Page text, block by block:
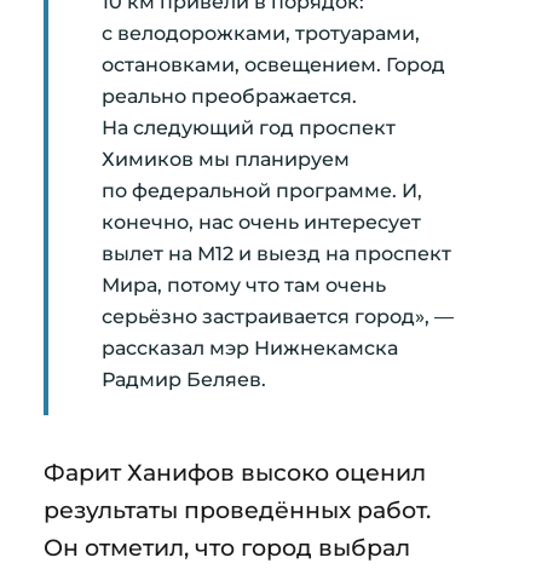
с велодорожками, тротуарами,
остановками, освещением. Город
реально преображается.
На следующий год проспект
Химиков мы планируем
по федеральной программе. И,
конечно, нас очень интересует
вылет на М12 и выезд на проспект
Мира, потому что там очень
серьёзно застраивается город», —
рассказал мэр Нижнекамска
Радмир Беляев.
Фарит Ханифов высоко оценил
результаты проведённых работ.
Он отметил, что город выбрал